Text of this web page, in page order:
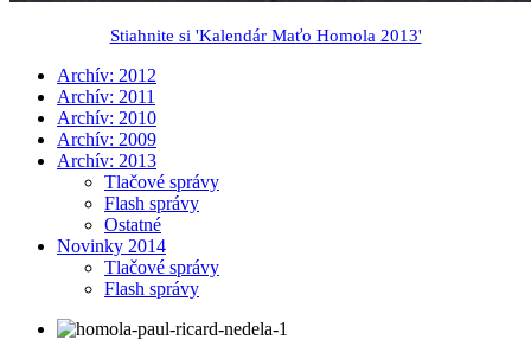
Stiahnite si 'Kalendár Maťo Homola 2013'
Archív: 2012
Archív: 2011
Archív: 2010
Archív: 2009
Archív: 2013
Tlačové správy
Flash správy
Ostatné
Novinky 2014
Tlačové správy
Flash správy